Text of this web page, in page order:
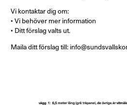
Vi kontaktar dig om:
• Vi behöver mer information
• Ditt förslag valts ut.
Maila ditt förslag till: